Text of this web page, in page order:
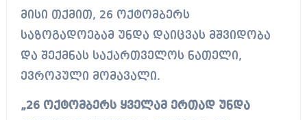
მისი თქმით, 26 ოქტომბერს
საზოგადოებამ უნდა დაიცვას მშვიდობა
და შექმნას საქართველოს ნათელი,
ევროპული მომავალი.
„26 ოქტომბერს ყველამ ერთად უნდა